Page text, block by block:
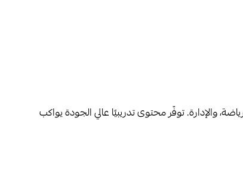
والإدارة. توفّر محتوى تدريبيًا عالي الجودة يواكب